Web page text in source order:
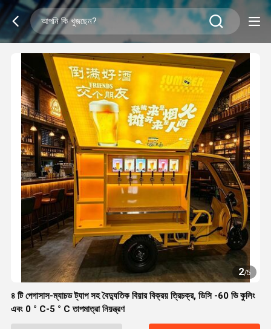
2/5
৪ টি পেগাসাস-ম্যাচড ট্যাপ সহ বৈদ্যুতিক বিয়ার বিক্রয় ত্রিচক্র, ডিসি -60 ভি কুলিং
এবং 0 ° C-5 ° C তাপমাত্রা নিয়ন্ত্রণ